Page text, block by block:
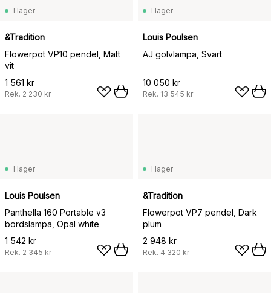
I lager
&Tradition
Flowerpot VP10 pendel, Matt
vit
1 561 kr
Rek. 2 230 kr
I lager
Louis Poulsen
AJ golvlampa, Svart
10 050 kr
Rek. 13 545 kr
I lager
Louis Poulsen
Panthella 160 Portable v3
bordslampa, Opal white
1 542 kr
Rek. 2 345 kr
I lager
&Tradition
Flowerpot VP7 pendel, Dark
plum
2 948 kr
Rek. 4 320 kr